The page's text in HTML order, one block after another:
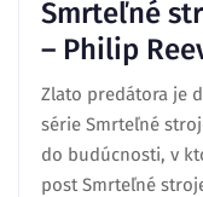
Smrteľné
– Philip
Zlato predátora je
série Smrteľné
do budúcnosti, v
post Smrteľné